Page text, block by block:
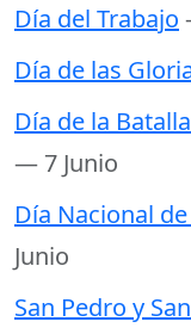
Día del Trabajo
Día de las
Día de la
— 7 Junio
Día Nacional
Junio
San Pedro y